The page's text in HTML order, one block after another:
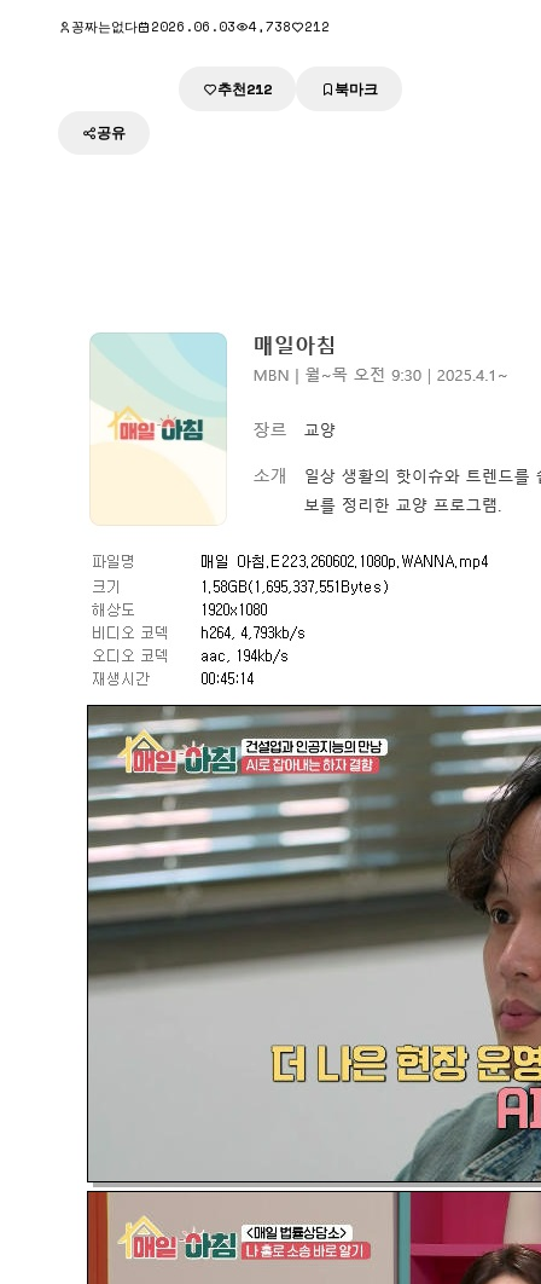
꽁짜는없다 2026.06.03 4,738 212
추천212 북마크
공유